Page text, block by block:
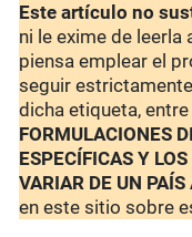
Este artículo no
ni le exime de leerla
piensa emplear el
seguir
dicha etiqueta,
FORMULACIONES
ESPECÍFICAS Y
VARIAR DE UN PAÍS
en este sitio sobre